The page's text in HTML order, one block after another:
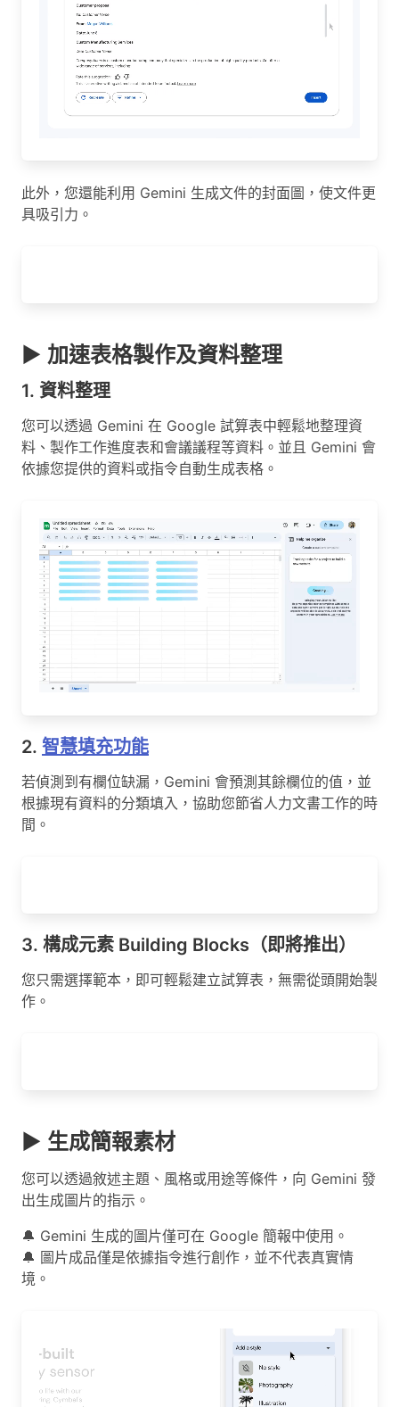
此外，您還能利用 Gemini 生成文件的封面圖，使文件更
具吸引力。
▶ 加速表格製作及資料整理
1. 資料整理
您可以透過 Gemini 在 Google 試算表中輕鬆地整理資
料、製作工作進度表和會議議程等資料。並且 Gemini 會
依據您提供的資料或指令自動生成表格。
2. 智慧填充功能
若偵測到有欄位缺漏，Gemini 會預測其餘欄位的值，並
根據現有資料的分類填入，協助您節省人力文書工作的時
間。
3. 構成元素 Building Blocks（即將推出）
您只需選擇範本，即可輕鬆建立試算表，無需從頭開始製
作。
▶ 生成簡報素材
您可以透過敘述主題、風格或用途等條件，向 Gemini 發
出生成圖片的指示。
🔔 Gemini 生成的圖片僅可在 Google 簡報中使用。
🔔 圖片成品僅是依據指令進行創作，並不代表真實情
境。